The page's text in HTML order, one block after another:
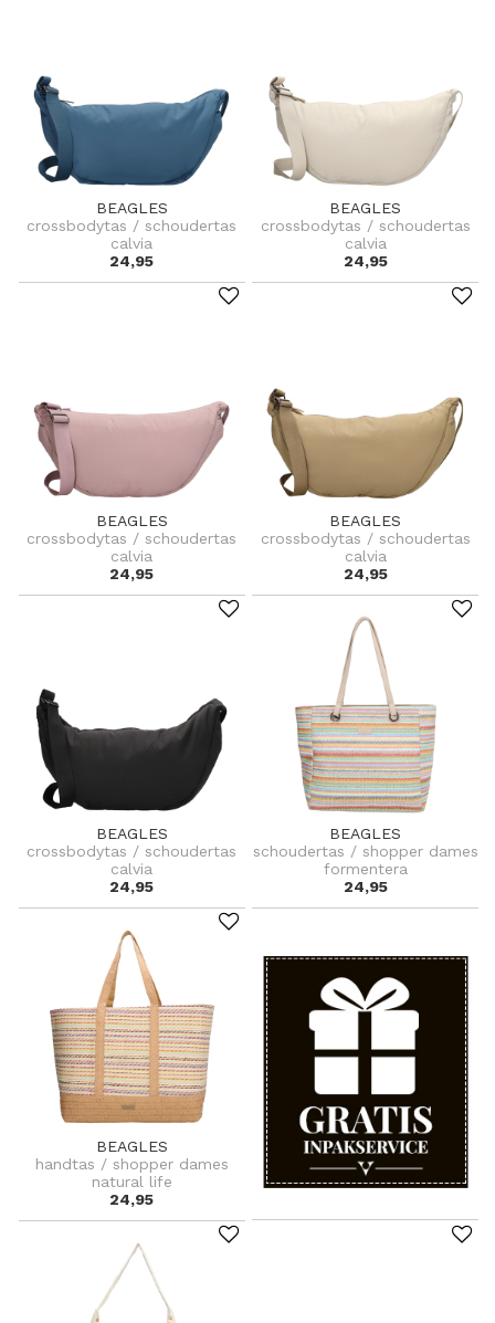
BEAGLES
crossbodytas / schoudertas
calvia
24,95
BEAGLES
crossbodytas / schoudertas
calvia
24,95
BEAGLES
crossbodytas / schoudertas
calvia
24,95
BEAGLES
crossbodytas / schoudertas
calvia
24,95
BEAGLES
crossbodytas / schoudertas
calvia
24,95
BEAGLES
schoudertas / shopper dames
formentera
24,95
BEAGLES
handtas / shopper dames
natural life
24,95